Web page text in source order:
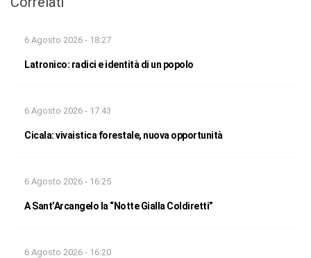
6 Agosto 2026 - 18:27
Latronico: radici e identità di un popolo
6 Agosto 2026 - 17:43
Cicala: vivaistica forestale, nuova opportunità
6 Agosto 2026 - 16:25
A Sant’Arcangelo la “Notte Gialla Coldiretti”
6 Agosto 2026 - 16:20